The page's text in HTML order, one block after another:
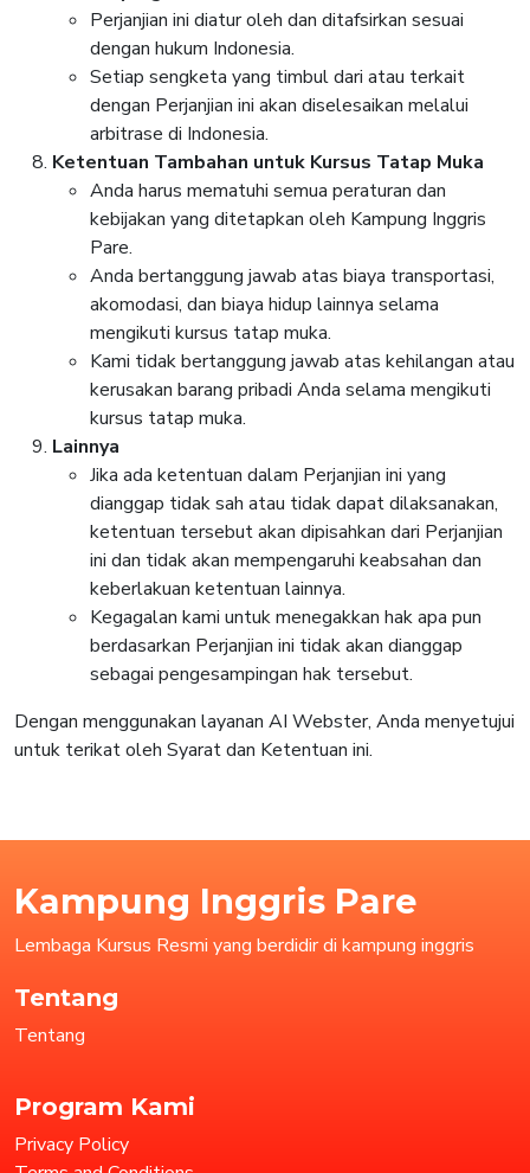
Perjanjian ini diatur oleh dan ditafsirkan sesuai
dengan hukum Indonesia.
Setiap sengketa yang timbul dari atau terkait
dengan Perjanjian ini akan diselesaikan melalui
arbitrase di Indonesia.
Ketentuan Tambahan untuk Kursus Tatap Muka
Anda harus mematuhi semua peraturan dan
kebijakan yang ditetapkan oleh Kampung Inggris
Pare.
Anda bertanggung jawab atas biaya transportasi,
akomodasi, dan biaya hidup lainnya selama
mengikuti kursus tatap muka.
Kami tidak bertanggung jawab atas kehilangan atau
kerusakan barang pribadi Anda selama mengikuti
kursus tatap muka.
Lainnya
Jika ada ketentuan dalam Perjanjian ini yang
dianggap tidak sah atau tidak dapat dilaksanakan,
ketentuan tersebut akan dipisahkan dari Perjanjian
ini dan tidak akan mempengaruhi keabsahan dan
keberlakuan ketentuan lainnya.
Kegagalan kami untuk menegakkan hak apa pun
berdasarkan Perjanjian ini tidak akan dianggap
sebagai pengesampingan hak tersebut.
Dengan menggunakan layanan AI Webster, Anda menyetujui
untuk terikat oleh Syarat dan Ketentuan ini.
Kampung Inggris Pare
Lembaga Kursus Resmi yang berdidir di kampung inggris
Tentang
Tentang
Program Kami
Privacy Policy